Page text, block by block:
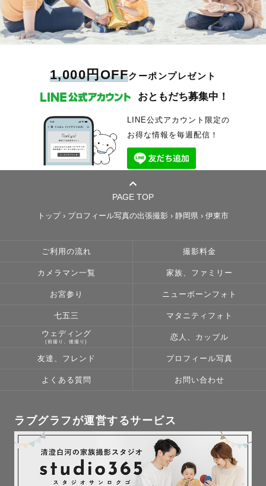
1,000円OFFクーポンプレゼント
おともだち募集中！
LINE公式アカウント限定の
お得な情報を毎週配信！
PAGE TOP
トップ› プロフィール写真の出張撮影 › 静岡県 › 伊東市
ご利用の流れ 撮影料金
カメラマン一覧 家族、ファミリー
お宮参り ニューボーンフォト
七五三 マタニティフォト
ウェディング
(前撮り、後撮り)
恋人、カップル
友達、フレンド プロフィール写真
よくある質問 お問い合わせ
ラブグラフが運営するサービス